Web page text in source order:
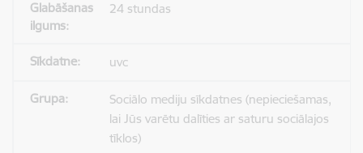
24 stundas
uvc
Sociālo mediju sīkdatnes (nepieciešamas,
lai Jūs varētu dalīties ar saturu sociālajos
tīklos)